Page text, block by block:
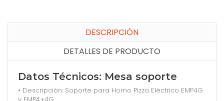
DESCRIPCIÓN
DETALLES DE PRODUCTO
Datos Técnicos: Mesa soporte
• Descripción: Soporte para Horno Pizza Eléctrico EMP4G
y EMP4+4G